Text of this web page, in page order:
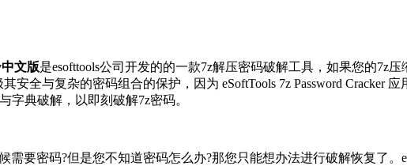
中文版是esofttools公司开发的的一款7z解压密码破解工具，如果您的7z
安全与复杂的密码组合的保护，因为 eSoftTools 7z Password Cracker
字典破解，以即刻破解7z密码。
需要密码?但是您不知道密码怎么办?那您只能想办法进行破解恢复了。